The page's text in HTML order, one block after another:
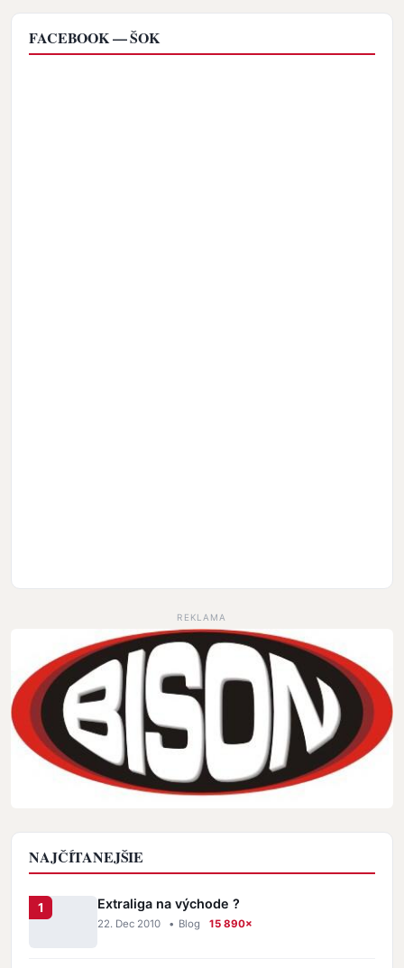
FACEBOOK — ŠOK
REKLAMA
NAJČÍTANEJŠIE
Extraliga na východe ?
22. Dec 2010 • Blog 15 890×